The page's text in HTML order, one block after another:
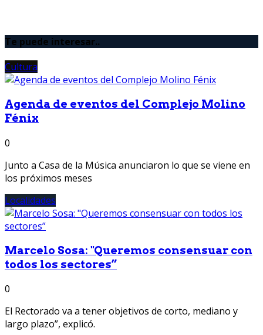
Te puede interesar..
Cultura
Agenda de eventos del Complejo Molino
Fénix
0
Junto a Casa de la Música anunciaron lo que se viene en
los próximos meses
Localidades
Marcelo Sosa: "Queremos consensuar con
todos los sectores”
0
El Rectorado va a tener objetivos de corto, mediano y
largo plazo”, explicó.